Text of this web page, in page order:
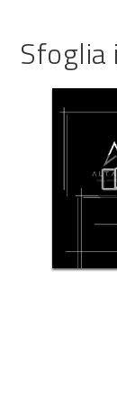
Sfoglia